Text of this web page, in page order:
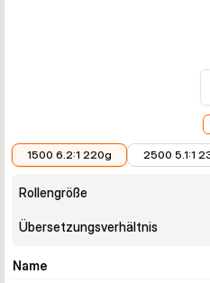
1500 6.2:1 220g
2500 5.1:1
Rollengröße
Übersetzungsverhältnis
Name